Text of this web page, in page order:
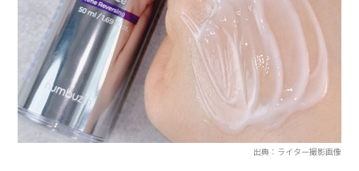
出典：ライター撮影画像